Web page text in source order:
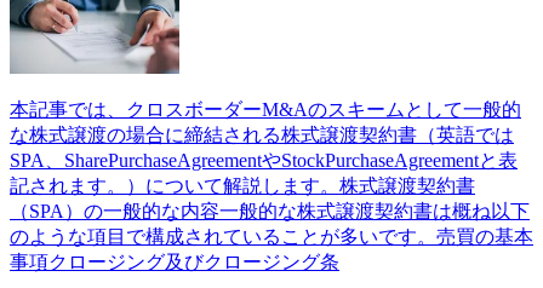
本記事では、クロスボーダーM&Aのスキームとして一般的
な株式譲渡の場合に締結される株式譲渡契約書（英語では
SPA、SharePurchaseAgreementやStockPurchaseAgreementと表
記されます。）について解説します。株式譲渡契約書
（SPA）の一般的な内容一般的な株式譲渡契約書は概ね以下
のような項目で構成されていることが多いです。売買の基本
事項クロージング及びクロージング条